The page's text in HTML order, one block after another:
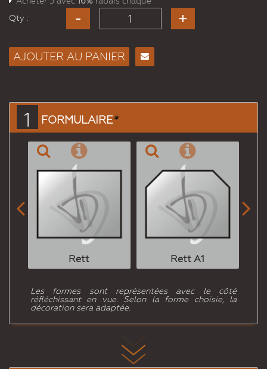
Qty :
AJOUTER AU PANIER
1 FORMULAIRE*
Rett Rett A1
 
Les formes sont représentées avec le côté
réfléchissant en vue. Selon la forme choisie, la
décoration sera adaptée.